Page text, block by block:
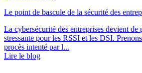
Le point de bascule de la sécurité des
La cybersécurité des entreprises devient de
stressante pour les RSSI et les DSI.
procès intenté par l...
Lire le blog